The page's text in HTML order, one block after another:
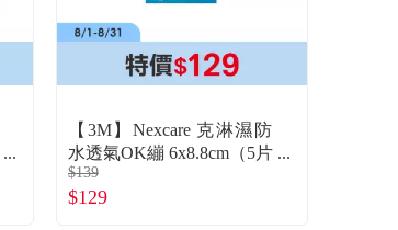
【3M】Nexcare 克淋濕防
水透氣OK繃 6x8.8cm（5片
／盒）
$139
$129